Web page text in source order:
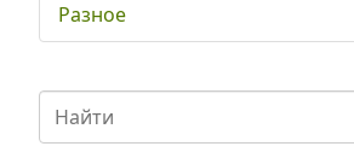
Разное